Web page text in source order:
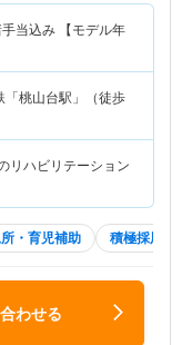
当込み 【モデル年
「桃山台駅」（徒歩
リハビリテーション
・育児補助 積極採用中
わせる